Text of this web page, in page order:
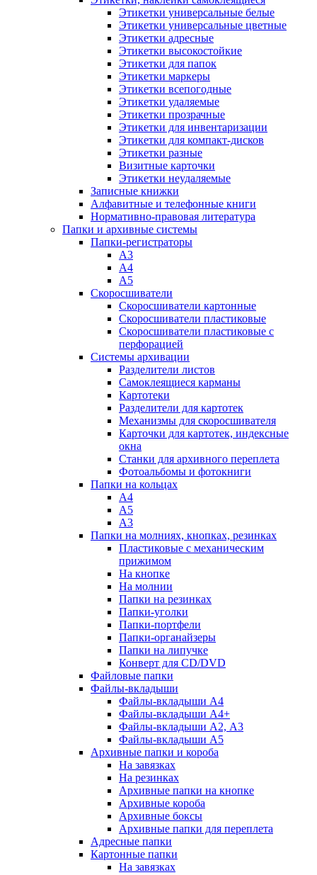
Этикетки универсальные белые
Этикетки универсальные цветные
Этикетки адресные
Этикетки высокостойкие
Этикетки для папок
Этикетки маркеры
Этикетки всепогодные
Этикетки удаляемые
Этикетки прозрачные
Этикетки для инвентаризации
Этикетки для компакт-дисков
Этикетки разные
Визитные карточки
Этикетки неудаляемые
Записные книжки
Алфавитные и телефонные книги
Нормативно-правовая литература
Папки и архивные системы
Папки-регистраторы
А3
А4
А5
Скоросшиватели
Скоросшиватели картонные
Скоросшиватели пластиковые
Скоросшиватели пластиковые с
перфорацией
Системы архивации
Разделители листов
Самоклеящиеся карманы
Картотеки
Разделители для картотек
Механизмы для скоросшивателя
Карточки для картотек, индексные
окна
Станки для архивного переплета
Фотоальбомы и фотокниги
Папки на кольцах
А4
А5
А3
Папки на молниях, кнопках, резинках
Пластиковые с механическим
прижимом
На кнопке
На молнии
Папки на резинках
Папки-уголки
Папки-портфели
Папки-органайзеры
Папки на липучке
Конверт для CD/DVD
Файловые папки
Файлы-вкладыши
Файлы-вкладыши А4
Файлы-вкладыши А4+
Файлы-вкладыши А2, А3
Файлы-вкладыши А5
Архивные папки и короба
На завязках
На резинках
Архивные папки на кнопке
Архивные короба
Архивные боксы
Архивные папки для переплета
Адресные папки
Картонные папки
На завязках